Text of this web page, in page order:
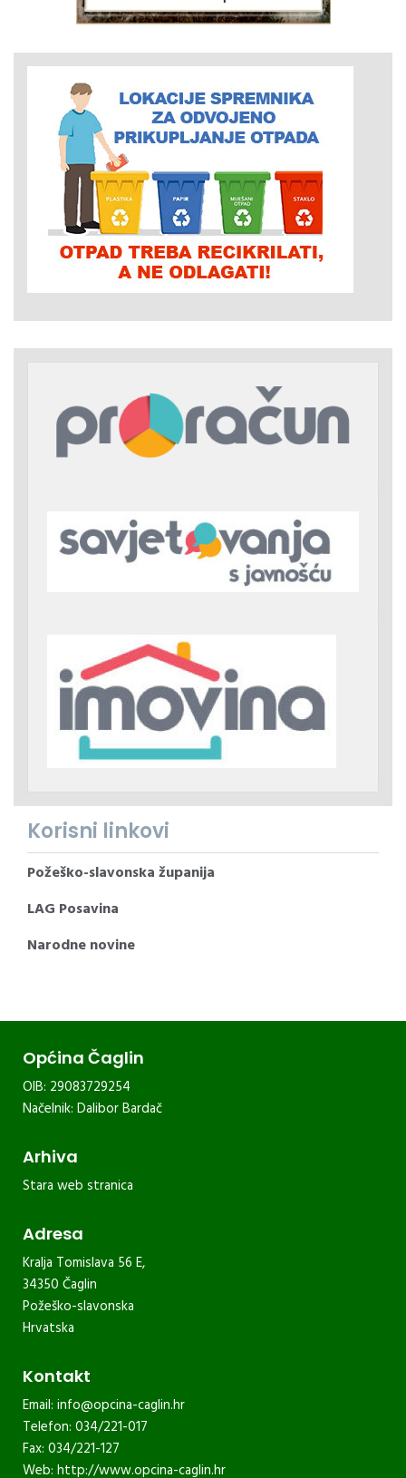
Korisni linkovi
Požeško-slavonska županija
LAG Posavina
Narodne novine
Općina Čaglin
OIB: 29083729254
Načelnik: Dalibor Bardač
Arhiva
Stara web stranica
Adresa
Kralja Tomislava 56 E,
34350 Čaglin
Požeško-slavonska
Hrvatska
Kontakt
Email: info@opcina-caglin.hr
Telefon: 034/221-017
Fax: 034/221-127
Web: http://www.opcina-caglin.hr